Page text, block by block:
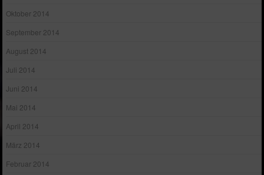
Oktober 2014
September 2014
August 2014
Juli 2014
Juni 2014
Mai 2014
April 2014
März 2014
Februar 2014